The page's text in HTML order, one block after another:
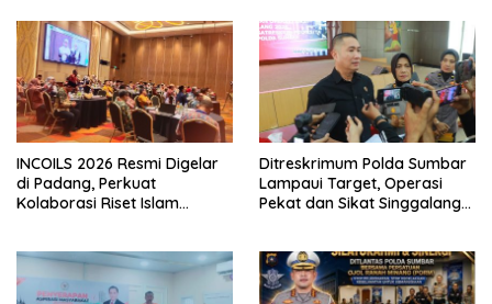
INCOILS 2026 Resmi Digelar
di Padang, Perkuat
Kolaborasi Riset Islam
Ditreskrimum Polda Sumbar
Lampaui Target, Operasi
Pekat dan Sikat Singgalang